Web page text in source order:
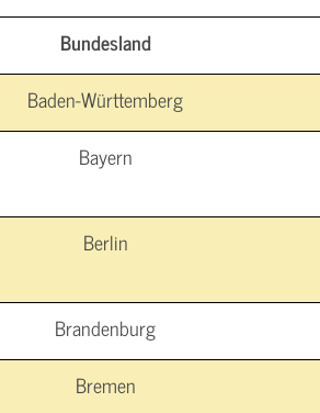
Bundesland
Baden-Württemberg
Bayern
Berlin
Brandenburg
Bremen